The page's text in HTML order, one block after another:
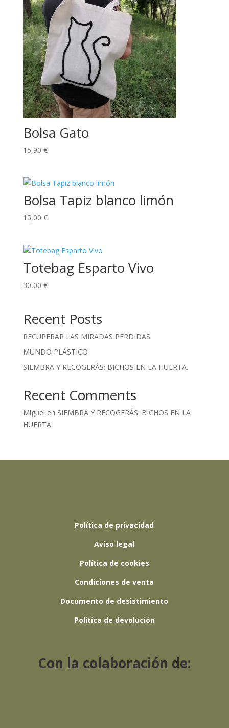
Bolsa Gato
15,90 €
Bolsa Tapiz blanco limón
15,00 €
Totebag Esparto Vivo
30,00 €
Recent Posts
RECUPERAR LAS MIRADAS PERDIDAS
MUNDO PLÁSTICO
SIEMBRA Y RECOGERÁS: BICHOS EN LA HUERTA.
Recent Comments
Miguel en SIEMBRA Y RECOGERÁS: BICHOS EN LA
HUERTA.
Política de privacidad
Aviso legal
Política de cookies
Condiciones de venta
Documento de desistimiento
Política de devolución
Con la colaboración de: